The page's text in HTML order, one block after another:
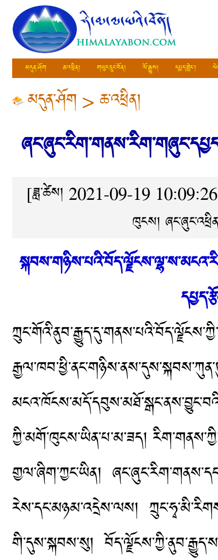
མདུན་ཤོག ཆ་འཕྲིན། གཡུང་དྲུང་བོན། ལོ་རྒྱུས། དཔྱད་གླེང་།
མདུན་ཤོག >ཆ་འཕྲིན།
[ཟླ་ཚེས། 2021-09-19
ཁུངས།
ཀྱི་མགོ་ཁུངས་ཡིན་པ་མ་ཟད།
གྱལ་ཞིག་ཀྱང་ཡིན།
རེས་དང་མཉམ་འདྲེས་ལས།
གི་དུས་སྐབས་སུ།